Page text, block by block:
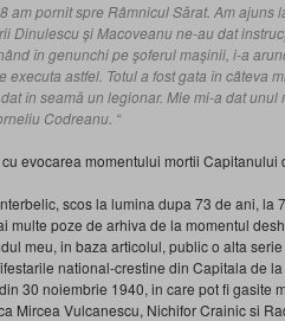
am pornit spre Râmnicul Sărat. Am ajuns
Dinulescu şi Macoveanu ne-au dat
în genunchi pe şoferul maşinii, i-a
executa astfel. Totul a fost gata în câteva
în seamă un legionar. Mie mi-a dat unul
Codreanu. “
evocarea momentului mortii Capitanului
scos la lumina dupa 73 de ani, la
multe poze de arhiva de la momentul
meu, in baza articolul, public o alta
national-crestine din Capitala de
30 noiembrie 1940, in care pot fi gasite
Mircea Vulcanescu, Nichifor Crainic si